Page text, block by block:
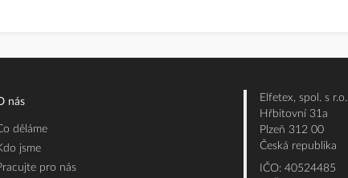
nás
děláme
jsme
pro nás
Elfetex, spol. s r.o.
Hřbitovní 31a
Plzeň 312 00
Česká republika
IČO: 40524485